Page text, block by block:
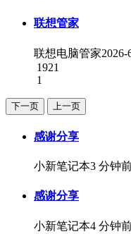
联想管家
联想电脑管家2026-
1921
1
下一页 上一页
感谢分享
小新笔记本3 分钟
感谢分享
小新笔记本4 分钟